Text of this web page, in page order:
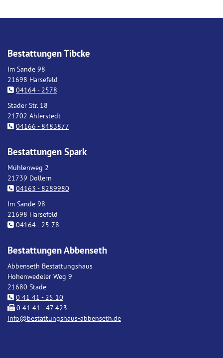
Bestattungen Tibcke
Im Sande 98
21698 Harsefeld
04164 - 2578
Stader Str. 18
21702 Ahlerstedt
04166 - 8483877
Bestattungen Spark
Mühlenweg 2
21739 Dollern
04163 - 8289980
Im Sande 98
21698 Harsefeld
04164 - 25 78
Bestattungen Abbenseth
Abbenseth Bestattungshaus
Hohenwedeler Weg 9
21680 Stade
0 41 41 - 25 10
0 41 41 - 47 423
info@bestattungshaus-abbenseth.de